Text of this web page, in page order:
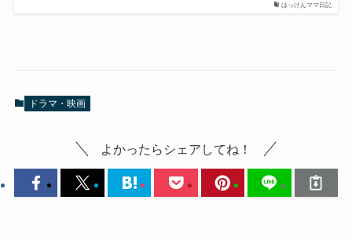
はっけんママ日記
ドラマ・映画
よかったらシェアしてね！